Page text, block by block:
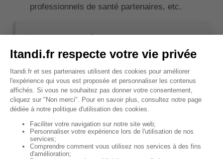
professionnels de santé partenaires, etc.
services annexes proposés par la mutuelle
pour s'assurer qu'ils répondent à vos besoins.
N'hésitez pas à demander des conseils à un
conseiller en assurance pour vous aider à
faire le meilleur choix.
↑ Sommaire